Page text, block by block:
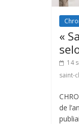
«
14
saint-
de